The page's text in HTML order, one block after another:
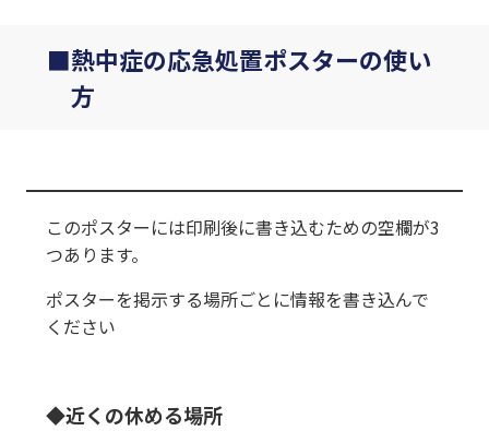
熱中症の応急処置ポスターの使い
方
このポスターには印刷後に書き込むための空欄が3
つあります。
ポスターを掲示する場所ごとに情報を書き込んで
ください
近くの休める場所